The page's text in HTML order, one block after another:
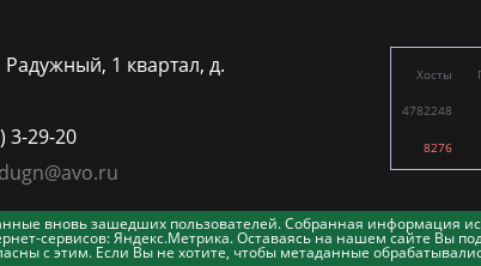
вновь зашедших пользователей. Собранная информация
сервисов: Яндекс.Метрика. Оставаясь на нашем сайте Вы
с этим. Если Вы не хотите, чтобы метаданные
Радужный, 1 квартал, д.
3-29-20
Хосты
4782248
8276